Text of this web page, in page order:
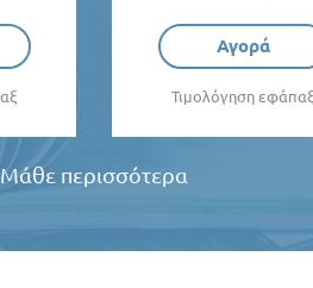
Αγορά
Τιμολόγηση εφάπαξ
Μάθε περισσότερα